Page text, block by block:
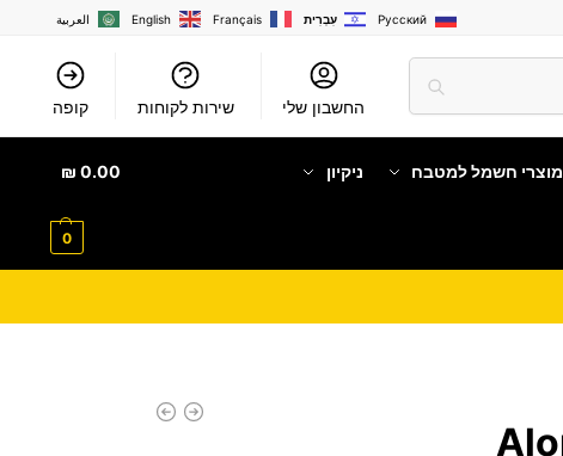
العربية English Français עִבְרִית Русский
החשבון שלי שירות לקוחות קופה
מוצרי חשמל למטבח ניקיון 0.00
₪
0